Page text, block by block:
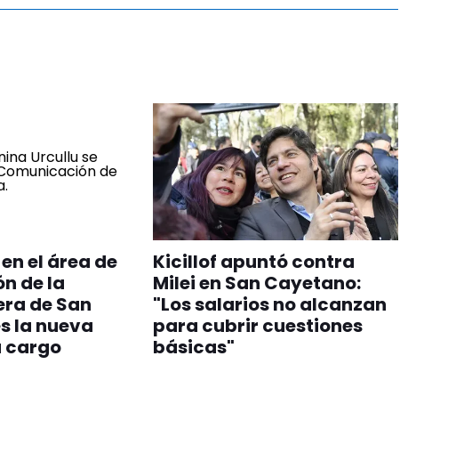
el área de
de la
de San
la nueva
cargo
Kicillof apuntó contra
Milei en San Cayetano:
"Los salarios no alcanzan
para cubrir cuestiones
básicas"